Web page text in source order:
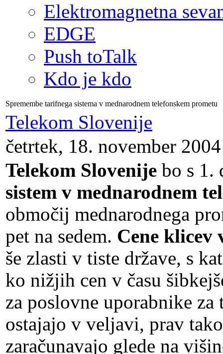
Elektromagnetna
EDGE
Push toTalk
Kdo je kdo
Spremembe tarifnega sistema v mednarodnem telefonskem prometu
Telekom Slovenije
četrtek, 18. november 2004
Telekom Slovenije bo s 1.
sistem v mednarodnem
območij mednarodnega
pet na sedem. Cene klicev
še zlasti v tiste države, s
ko nižjih cen v času
za poslovne uporabnike
ostajajo v veljavi, prav
zaračunavajo glede na